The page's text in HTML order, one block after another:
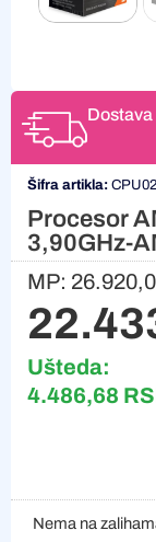
Dostava
Šifra artikla:
Procesor
3,90GHz-
MP:
Ušteda:
4.486,68
Nema na